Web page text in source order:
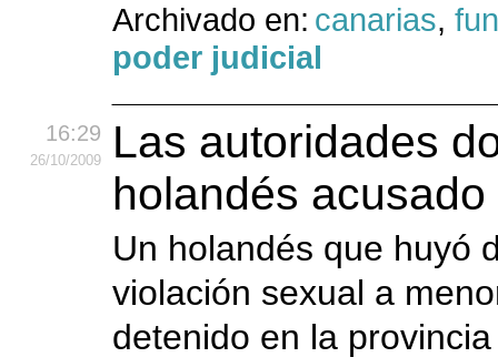
Archivado en: canarias,
poder judicial
16:29
26/10/2009
Las autoridades
holandés
Un holandés que huyó
violación sexual a
detenido en la